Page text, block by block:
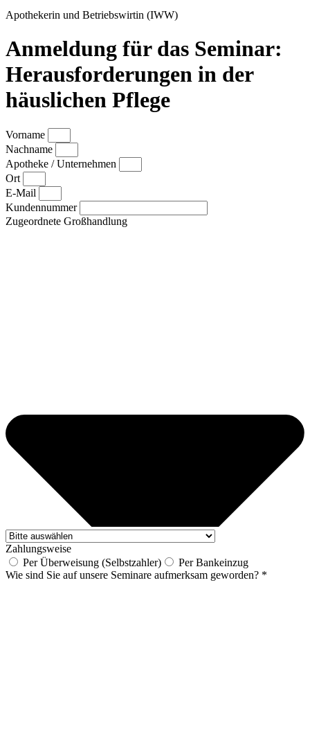
Apothekerin und Betriebswirtin (IWW)
Anmeldung für das Seminar:
Herausforderungen in der
häuslichen Pflege
Vorname
Nachname
Apotheke / Unternehmen
Ort
E-Mail
Kundennummer
Zugeordnete Großhandlung
Zahlungsweise
Per Überweisung (Selbstzahler)
Per Bankeinzug
Wie sind Sie auf unsere Seminare aufmerksam geworden? *